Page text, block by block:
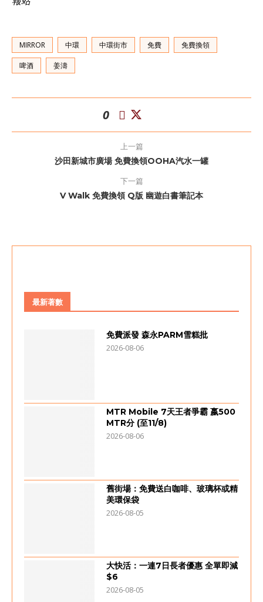
MIRROR 中環 中環街市 免費 免費換領
啤酒 姜濤
0
上一篇
沙田新城市廣場 免費換領OOHA汽水一罐
下一篇
V Walk 免費換領 Q版 幽遊白書筆記本
最新著數
免費派發 森永PARM雪糕批
2026-08-06
MTR Mobile 7天王者爭霸 嬴500
MTR分 (至11/8)
2026-08-06
舊街場：免費送白咖啡、玻璃杯或精
美環保袋
2026-08-05
大快活：一連7日長者優惠 全單即減
$6
2026-08-05